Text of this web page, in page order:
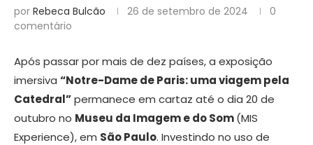
por Rebeca Bulcão 26 de setembro de 2024
0
comentário
Após passar por mais de dez países, a exposição
imersiva “Notre-Dame de Paris: uma viagem pela
Catedral”permanece em cartaz até o dia 20 de
outubro no Museu da Imagem e do Som(MIS
Experience), em São Paulo. Investindo no uso de